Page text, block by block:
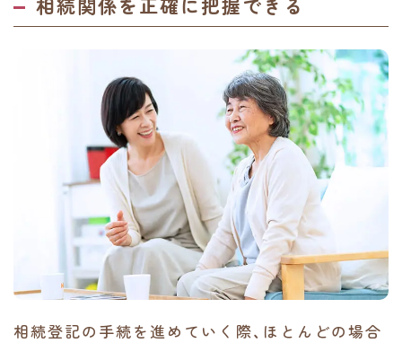
相続関係を正確に把握できる
相続登記の手続を進めていく際、ほとんどの場合